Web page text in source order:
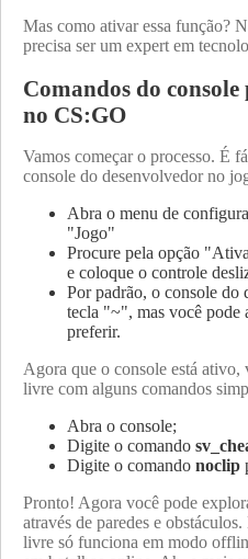
Mas como ativar essa função?
precisa ser um expert em
Comandos do
no CS:GO
Vamos começar o processo. É
console do desenvolvedor no
Abra o menu de
"Jogo"
Procure pela opção
e coloque o controle
Por padrão, o console do
tecla "~", mas você pode
preferir.
Agora que o console está
livre com alguns comandos
Abra o console;
Digite o comando
Digite o comando noclip
Pronto! Agora você pode
através de paredes e
livre só funciona em modo